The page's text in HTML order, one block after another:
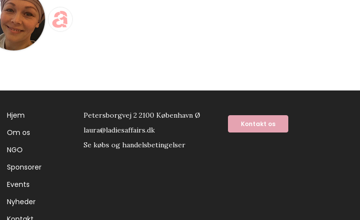
Hjem
Om os
NGO
Sponsorer
Events
Nyheder
Petersborgvej 2 2100 København Ø
laura@ladiesaffairs.dk
Se købs og handelsbetingelser
Kontakt os